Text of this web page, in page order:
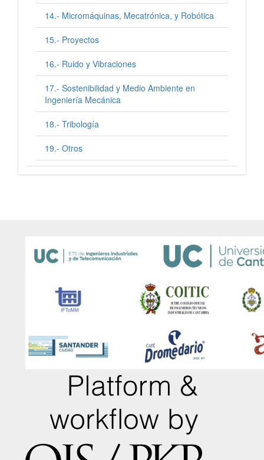
14.- Micromáquinas, Mecatrónica, y Robótica
15.- Proyectos
16.- Ruido y Vibraciones
17.- Sostenibilidad y Medio Ambiente en
Ingeniería Mecánica
18.- Tribología
19.- Otros